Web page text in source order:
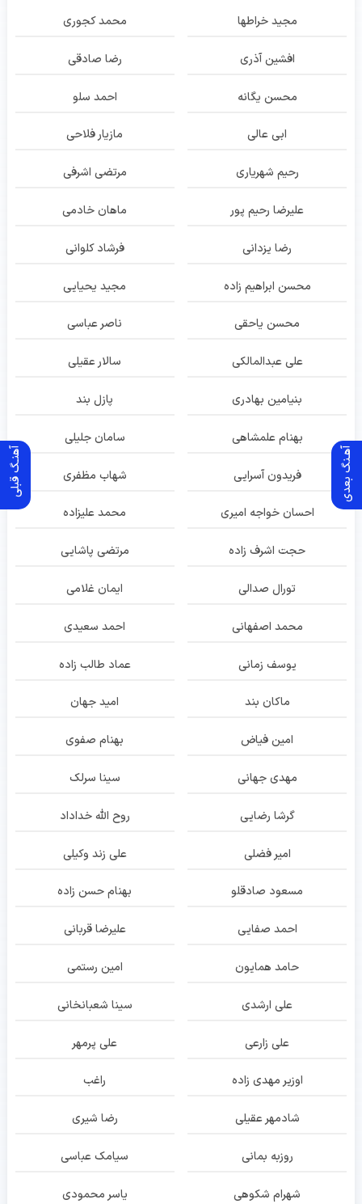
آهنـگ قبلی آهـنگ بعدی
مجید خراطها محمد کجوری
افشین آذری رضا صادقی
محسن یگانه احمد سلو
ابی عالی مازیار فلاحی
رحیم شهریاری مرتضی اشرفی
علیرضا رحیم پور ماهان خادمی
رضا یزدانی فرشاد کلوانی
محسن ابراهیم زاده مجید یحیایی
محسن یاحقی ناصر عباسی
علی عبدالمالکی سالار عقیلی
بنیامین بهادری پازل بند
بهنام علمشاهی سامان جلیلی
فریدون آسرایی شهاب مظفری
احسان خواجه امیری محمد علیزاده
حجت اشرف زاده مرتضی پاشایی
تورال صدالی ایمان غلامی
محمد اصفهانی احمد سعیدی
یوسف زمانی عماد طالب زاده
ماکان بند امید جهان
امین فیاض بهنام صفوی
مهدی جهانی سینا سرلک
گرشا رضایی روح الله خداداد
امیر فضلی علی زند وکیلی
مسعود صادقلو بهنام حسن زاده
احمد صفایی علیرضا قربانی
حامد همایون امین رستمی
علی ارشدی سینا شعبانخانی
علی زارعی علی پرمهر
اوزیر مهدی زاده راغب
شادمهر عقیلی رضا شیری
روزبه بمانی سیامک عباسی
شهرام شکوهی یاسر محمودی